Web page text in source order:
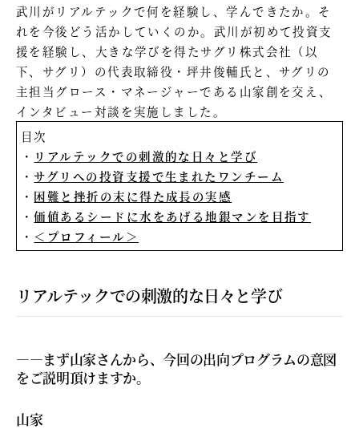
武川がリアルテックで何を経験し、学んできたか。そ
れを今後どう活かしていくのか。武川が初めて投資支
援を経験し、大きな学びを得たサグリ株式会社（以
下、サグリ）の代表取締役・坪井俊輔氏と、サグリの
主担当グロース・マネージャーである山家創を交え、
インタビュー対談を実施しました。
目次
リアルテックでの刺激的な日々と学び
サグリへの投資支援で生まれたワンチーム
困難と挫折の末に得た成長の実感
価値あるシードに水をあげる地銀マンを目指す
＜プロフィール＞
リアルテックでの刺激的な日々と学び
—―まず山家さんから、今回の出向プログラムの意図
をご説明頂けますか。
山家